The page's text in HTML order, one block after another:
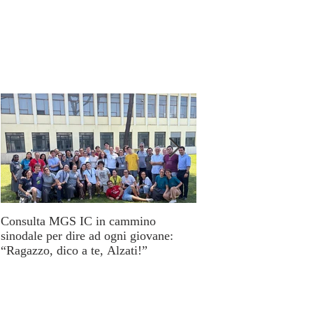
Consulta MGS IC in cammino
sinodale per dire ad ogni giovane:
“Ragazzo, dico a te, Alzati!”